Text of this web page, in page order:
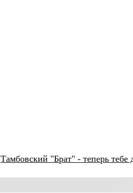
Тамбовский "Брат" - теперь тебе